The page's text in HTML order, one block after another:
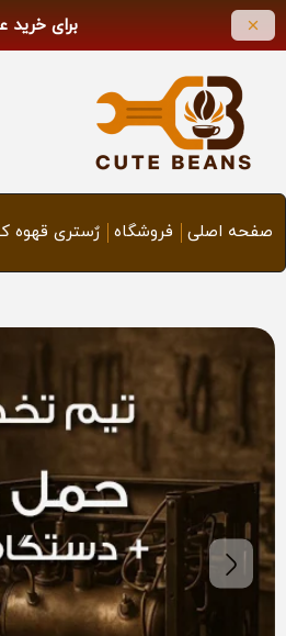
برای خرید
صفحه اصلی فروشگاه رٌستری قهوه